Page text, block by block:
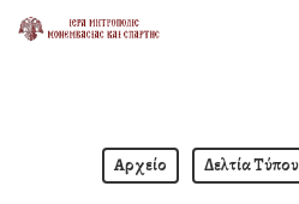
Skip
Αρχείο Δελτία Τύπου